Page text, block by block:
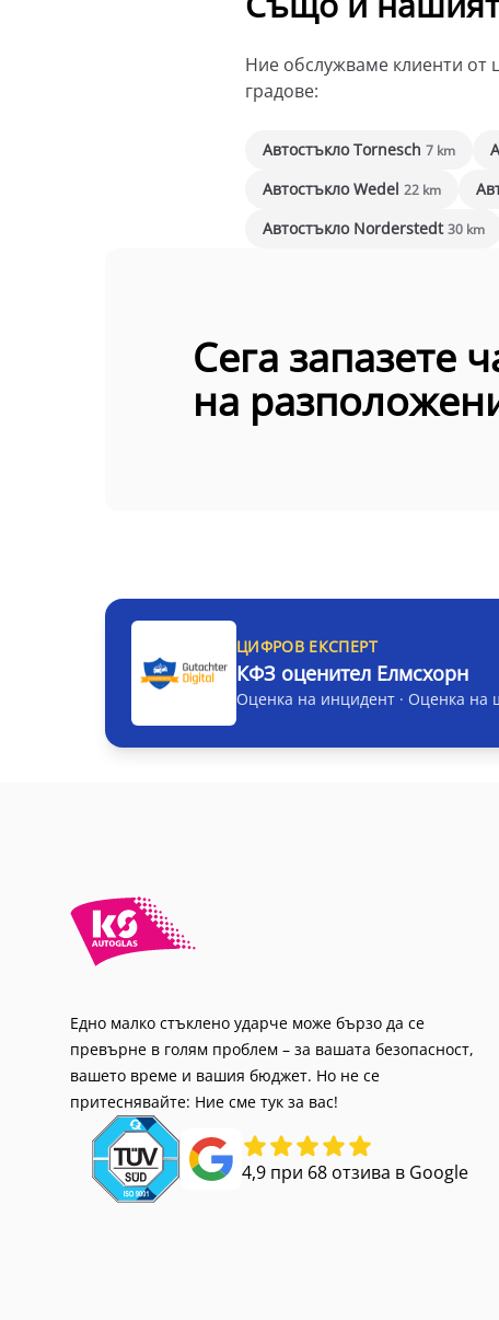
Ние обслужваме клиенти от
градове:
Автостъкло Tornesch 7 km
Автостъкло Wedel 22 km
Автостъкло Norderstedt30 km
Сега запазете
на
ЦИФРОВ ЕКСПЕРТ
КФЗ оценител Елмсхорн
Оценка на инцидент · Оценка на
Едно малко стъклено ударче може бързо да се
превърне в голям проблем – за вашата безопасност,
вашето време и вашия бюджет. Но не се
притеснявайте: Ние сме тук за вас!
4,9 при 68 отзива в Google